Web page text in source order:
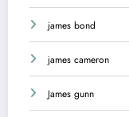
james bond
james cameron
James gunn